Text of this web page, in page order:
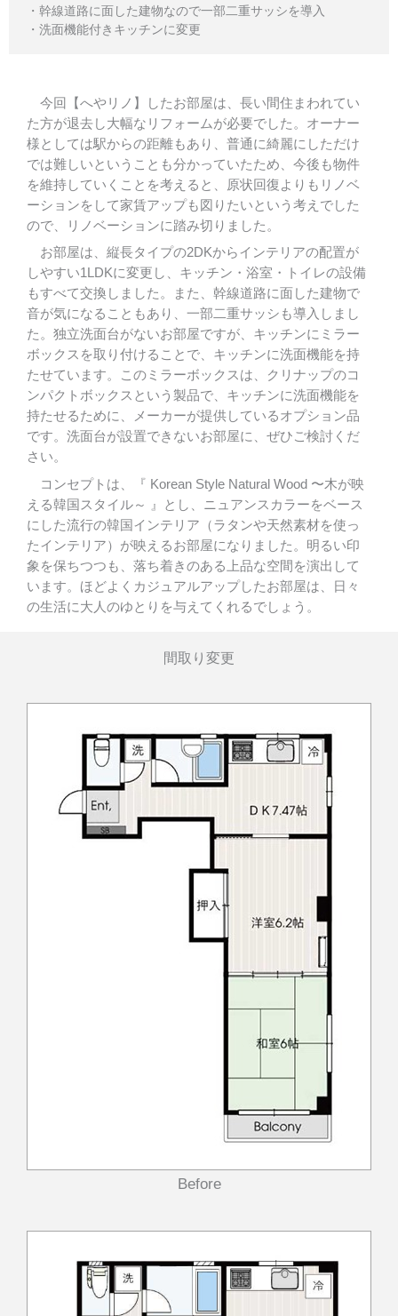
・ 幹線道路に面した建物なので一部二重サッシを導入
・ 洗面機能付き キッチンに変更
今回【へやリノ】したお部屋は、長い間住まわれてい
た方が退去し大幅なリフォームが必要でした。オーナー
様としては駅からの距離もあり、普通に綺麗にしただけ
では難しいということも分かっていたため、今後も物件
を維持していくことを考えると、原状回復よりもリノベ
ーションをして家賃アップも図りたいという考えでした
ので、リノベーションに踏み切りました。
お部屋は、縦長タイプの2DKからインテリアの配置が
しやすい1LDKに変更し、キッチン・浴室・トイレの設備
もすべて交換しました。また、幹線道路に面した建物で
音が気になることもあり、一部二重サッシも導入しまし
た。独立洗面台がないお部屋ですが、キッチンにミラー
ボックスを取り付けることで、キッチンに洗面機能を持
たせています。このミラーボックスは、クリナップのコ
ンパクトボックスという製品で、キッチンに洗面機能を
持たせるために、メーカーが提供しているオプション品
です。洗面台が設置できないお部屋に、ぜひご検討くだ
さい。
コンセプトは、『 Korean Style Natural Wood 〜木が映
える韓国スタイル～ 』とし、ニュアンスカラーをベース
にした流行の韓国インテリア（ラタンや天然素材を使っ
たインテリア）が映えるお部屋になりました。明るい印
象を保ちつつも、落ち着きのある上品な空間を演出して
います。ほどよくカジュアルアップしたお部屋は、日々
の生活に大人のゆとりを与えてくれるでしょう。
間取り変更
Before